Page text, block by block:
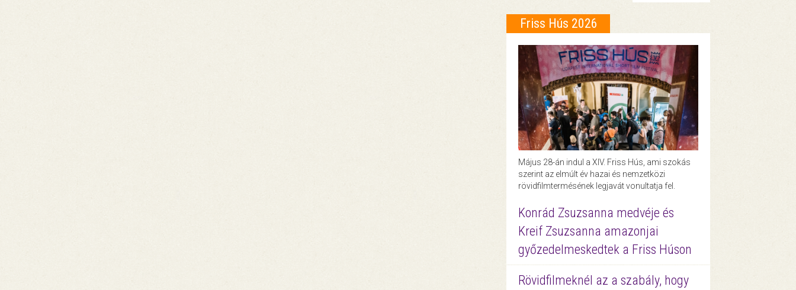
Friss Hús 2026
Május 28-án indul a XIV. Friss Hús, ami szokás
szerint az elmúlt év hazai és nemzetközi
rövidfilmtermésének legjavát vonultatja fel.
Konrád Zsuzsanna medvéje és
Kreif Zsuzsanna amazonjai
győzedelmeskedtek a Friss Húson
Rövidfilmeknél az a szabály, hogy